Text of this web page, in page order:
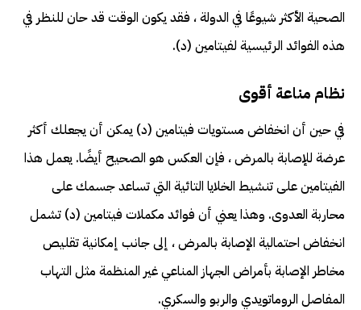
الصحية الأكثر شيوعًا في الدولة ، فقد يكون الوقت قد حان للنظر في
هذه الفوائد الرئيسية لفيتامين (د).
نظام مناعة أقوى
في حين أن انخفاض مستويات فيتامين (د) يمكن أن يجعلك أكثر
عرضة للإصابة بالمرض ، فإن العكس هو الصحيح أيضًا. يعمل هذا
الفيتامين على تنشيط الخلايا التائية التي تساعد جسمك على
محاربة العدوى. وهذا يعني أن فوائد مكملات فيتامين (د) تشمل
انخفاض احتمالية الإصابة بالمرض ، إلى جانب إمكانية تقليص
مخاطر الإصابة بأمراض الجهاز المناعي غير المنظمة مثل التهاب
المفاصل الروماتويدي والربو والسكري.